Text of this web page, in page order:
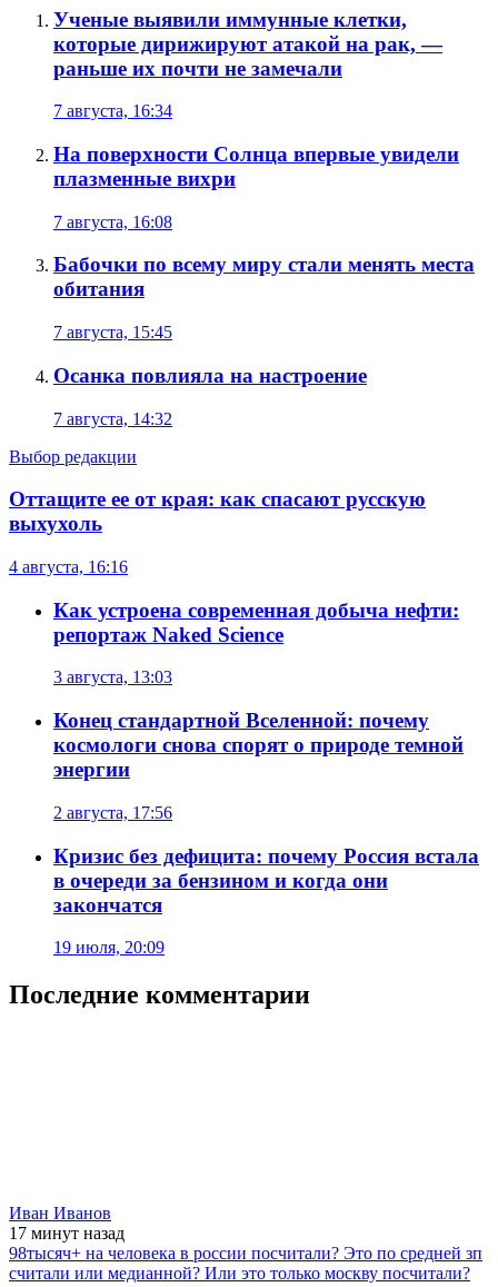
Ученые выявили иммунные клетки,
которые дирижируют атакой на рак, —
раньше их почти не замечали
7 августа, 16:34
На поверхности Солнца впервые увидели
плазменные вихри
7 августа, 16:08
Бабочки по всему миру стали менять места
обитания
7 августа, 15:45
Осанка повлияла на настроение
7 августа, 14:32
Выбор редакции
Оттащите ее от края: как спасают русскую
выхухоль
4 августа, 16:16
Как устроена современная добыча нефти:
репортаж Naked Science
3 августа, 13:03
Конец стандартной Вселенной: почему
космологи снова спорят о природе темной
энергии
2 августа, 17:56
Кризис без дефицита: почему Россия встала
в очереди за бензином и когда они
закончатся
19 июля, 20:09
Последние комментарии
Иван Иванов
17 минут назад
98тысяч+ на человека в россии посчитали? Это по средней зп
считали или медианной? Или это только москву посчитали?